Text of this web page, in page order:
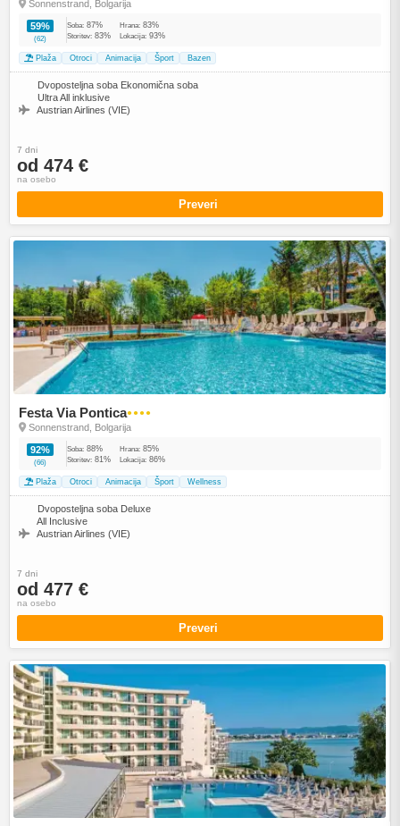
Sonnenstrand, Bolgarija
59%
(62)
Soba: 87% Hrana: 83%
Storitev: 83% Lokacija: 93%
Plaža Otroci Animacija Šport Bazen
Dvoposteljna soba Ekonomična soba
Ultra All inklusive
Austrian Airlines (VIE)
7 dni
od 474 €
na osebo
Preveri
Festa Via Pontica●●●●
Sonnenstrand, Bolgarija
92%
(66)
Soba: 88% Hrana: 85%
Storitev: 81% Lokacija: 86%
Plaža Otroci Animacija Šport Wellness
Dvoposteljna soba Deluxe
All Inclusive
Austrian Airlines (VIE)
7 dni
od 477 €
na osebo
Preveri